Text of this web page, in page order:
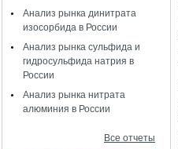
Анализ рынка динитрата
изосорбида в России
Анализ рынка сульфида и
гидросульфида натрия в
России
Анализ рынка нитрата
алюминия в России
Все отчеты